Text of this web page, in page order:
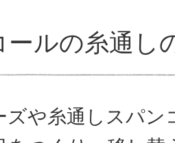
ールの糸通し
ズや糸通しスパン